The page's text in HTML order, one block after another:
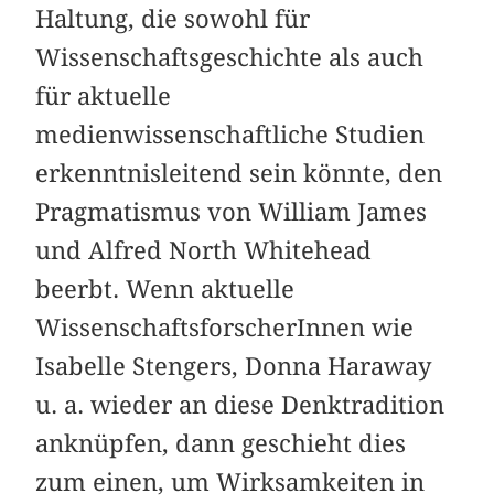
Haltung, die sowohl für
Wissenschaftsgeschichte als auch
für aktuelle
medienwissenschaftliche Studien
erkenntnisleitend sein könnte, den
Pragmatismus von William James
und Alfred North Whitehead
beerbt. Wenn aktuelle
WissenschaftsforscherInnen wie
Isabelle Stengers, Donna Haraway
u. a. wieder an diese Denktradition
anknüpfen, dann geschieht dies
zum einen, um Wirksamkeiten in